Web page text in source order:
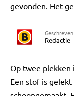
gevonden. Het
Redactie
Op twee
Een stof is